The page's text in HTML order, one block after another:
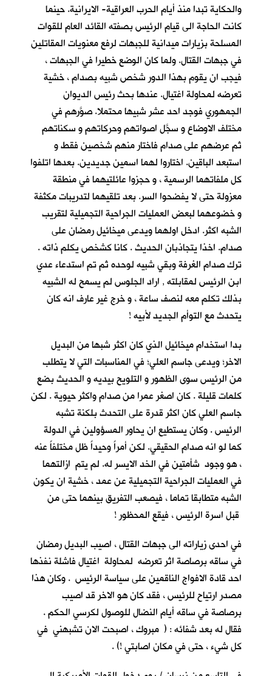
والحكاية تبدا منذ أيام الحرب العراقية- الايرانية. حينما
كانت الحاجة الى قيام الرئيس بصفته القائد العام للقوات
المسلحة بزيارات ميدانية للجبهات لرفع معنويات المقاتلين
في جبهات القتال. ولما كان الوضع خطيرا في الجبهات ،
فيجب ان يقوم بهذا الدور شخص شبيه بصدام ، خشية
تعرضه لمحاولة اغتيال. عندها بحث رئيس الديوان
الجمهوري فوجد احد عشر شبيها محتملا. صوَّرهم في
مختلف الاوضاع و سجَّل اصواتهم وحركاتهم و سكناتهم
ثم عرضهم على صدام فاختار منهم شخصين فقط و
استبعد الباقين. اختاروا لهما اسمين جديدين. بعدها اتلفوا
كل ملفاتهما الرسمية ، و حجزوا عائلتيهما في منطقة
معزولة حتى لا يفضحوا السر. بعد تلقيهما لتدريبات مكثفة
و خضوعهما لبعض العمليات الجراحية التجميلية لتقريب
الشبه اكثر. ادخل اولهما ويدعى ميخائيل رمضان على
صدام. اخذا يتجاذبان الحديث . كانا كشخص يكلم ذاته .
ترك صدام الغرفة وبقي شبيه لوحده ثم تم استدعاء عدي
ابن الرئيس لمقابلته , اراد الجلوس لم يسمح له الشبيه
بذلك تكلم معه لنصف ساعة ، و خرج غير عارف انه كان
يتحدث مع التوأم الجديد لأبيه !
بدا استخدام ميخائيل الذي كان اكثر شبها من البديل
الاخر؛ ويدعى جاسم العلي؛ في المناسبات التي لا يتطلب
من الرئيس سوى الظهور و التلويح بيديه و الحديث بضع
كلمات قليلة . كان اصغر عمرا من صدام واكثر حيوية . لكن
جاسم العلي كان اكثر قدرة على التحدث بلكنة تشبه
الرئيس . وكان يستطيع ان يحاور المسؤولين في الدولة
كما لو انه صدام الحقيقي. لكن أمراً وحيداً ظل مختلفاً عنه
، هو وجود شأمتين في الخد الايسر له. لم يتم ازالتهما
في العمليات الجراحية التجميلية عن عمد ، خشية ان يكون
الشبه متطابقا تماما ، فيصعب التفريق بينهما حتى من
قبل اسرة الرئيس ، فيقع المحظور !
في احدى زياراته الى جبهات القتال ، اصيب البديل رمضان
في ساقه برصاصة اثر تعرضه لمحاولة اغتيال فاشلة نفذها
احد قادة الافواج الناقمين على سياسة الرئيس . وكان هذا
مصدر ارتياح للرئيس ، فقد كان هو الاخر قد اصيب
برصاصة في ساقه أيام النضال للوصول لكرسي الحكم .
فقال له بعد شفائه : ( مبروك ، اصبحت الان تشبهني في
كل شيء ، حتى في مكان اصابتي !) .